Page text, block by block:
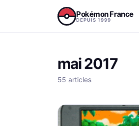
Pokémon France
DEPUIS 1999
mai 2017
55 articles